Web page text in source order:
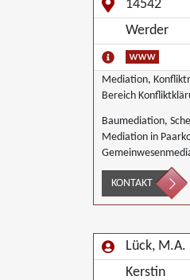
14542
Werder
Mediation,
Bereich
Baumediation,
Mediation in
Integration und
Interkulturelle
Bereich, Mediation
Mediation von
der
KONTAKT
Lück, M.A.
Kerstin